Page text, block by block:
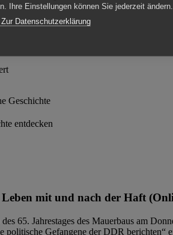
im Wandel erleben
entdecken
mit und nach der Haft
65. Jahrestages des Mauerbaus am
politische Gefangene der DDR
Ihre Einstellungen können Sie jederzeit ändern.
Datenschutzerklärung